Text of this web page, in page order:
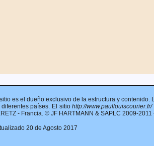
es el dueño exclusivo de la estructura y
diferentes países. El sitiohttp://www.paullouiscourier.fr/
- Francia. © JF HARTMANN & SAPLC 2009-
20 de Agosto 2017